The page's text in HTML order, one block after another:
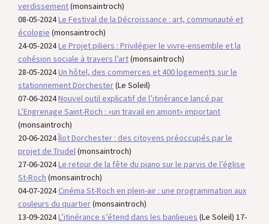
verdissement(monsaintroch)
08-05-2024Le Festival de la Décroissance : art, communauté et
écologie (monsaintroch)
24-05-2024Le Projet piliers : Privilégier le vivre-ensemble et la
cohésion sociale à travers l’art(monsaintroch)
28-05-2024Un hôtel, des commerces et 400 logements sur le
stationnement Dorchester(Le Soleil)
07-06-2024Nouvel outil explicatif de l’itinérance lancé par
L’Engrenage Saint-Roch : «un travail en amont» important
(monsaintroch)
20-06-2024Îlot Dorchester : des citoyens préoccupés par le
projet de Trudel(monsaintroch)
27-06-2024Le retour de la fête du piano sur le parvis de l’église
St-Roch (monsaintroch)
04-07-2024Cinéma St-Roch en plein-air : une programmation aux
couleurs du quartier(monsaintroch)
13-09-2024L’itinérance s’étend dans les banlieues (Le Soleil) 17-